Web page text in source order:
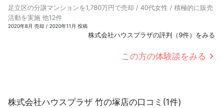
足立区の分譲マンションを1,780万円で売却 / 40代女性 / 積極的に販売
活動を実施 他12件
2020年8月 売却 / 2020年11月 投稿
株式会社ハウスプラザの評判（9件）をみる
この方の体験談をみる
株式会社ハウスプラザ 竹の塚店の口コミ(1件)